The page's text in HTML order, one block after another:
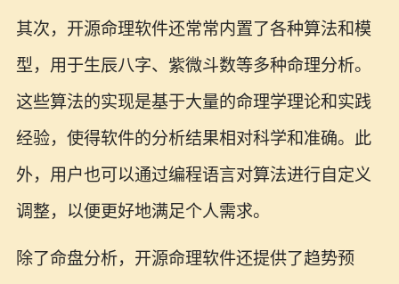
其次，开源命理软件还常常内置了各种算法和模
型，用于生辰八字、紫微斗数等多种命理分析。
这些算法的实现是基于大量的命理学理论和实践
经验，使得软件的分析结果相对科学和准确。此
外，用户也可以通过编程语言对算法进行自定义
调整，以便更好地满足个人需求。
除了命盘分析，开源命理软件还提供了趋势预